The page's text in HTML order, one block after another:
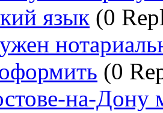
язык (0
(0
на-Дону